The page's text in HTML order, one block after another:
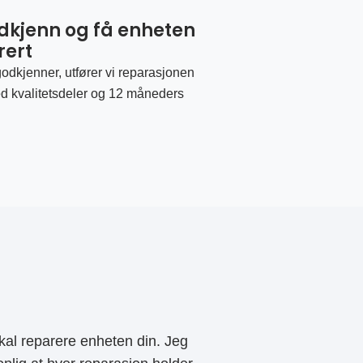
og få enheten
utfører vi reparasjonen
kvalitetsdeler og 12 måneders
reparere enheten din. Jeg